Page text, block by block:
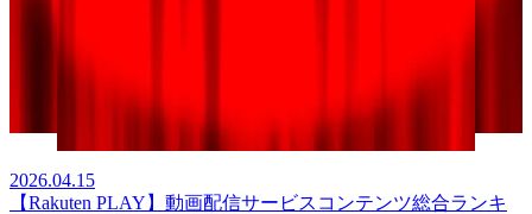
2026.04.15
【Rakuten PLAY】動画配信サービスコンテンツ総合ランキ